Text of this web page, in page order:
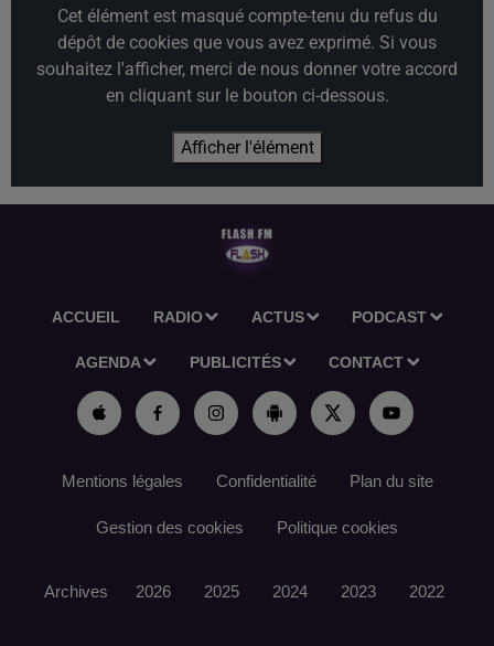
Cet élément est masqué compte-tenu du refus du
dépôt de cookies que vous avez exprimé. Si vous
souhaitez l'afficher, merci de nous donner votre accord
en cliquant sur le bouton ci-dessous.
Afficher l'élément
ACCUEIL RADIO ACTUS PODCAST
AGENDA PUBLICITÉS CONTACT
Mentions légales Confidentialité Plan du site
Gestion des cookies Politique cookies
Archives 2026 2025 2024 2023 2022